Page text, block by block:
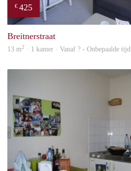
€ 425
Breitnerstraat
13 m2 · 1 kamer · Vanaf ? - Onbepaalde tijd